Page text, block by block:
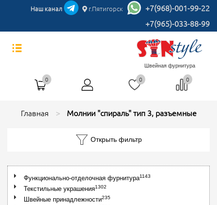
Наш канал г.Пятигорск
+7(968)-001-99-22
+7(965)-033-88-99
Швейная фурнитура
0 0 0
Главная Молнии "спираль" тип 3, разъемные
Открыть фильтр
Функционально-отделочная фурнитура1143
Текстильные украшения1302
Швейные принадлежности235